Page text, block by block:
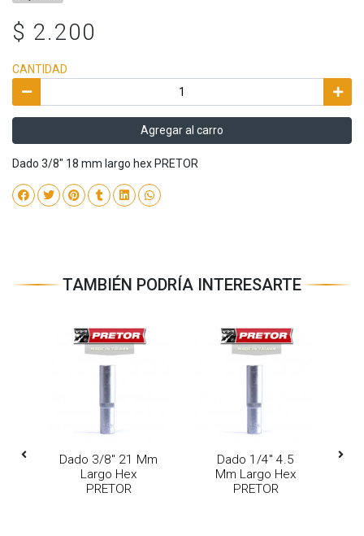
$ 2.200
CANTIDAD
Agregar al carro
Dado 3/8" 18 mm largo hex PRETOR
TAMBIÉN PODRÍA INTERESARTE
Dado 3/8" 21 Mm
Largo Hex
PRETOR
Dado 1/4" 4.5
Mm Largo Hex
PRETOR